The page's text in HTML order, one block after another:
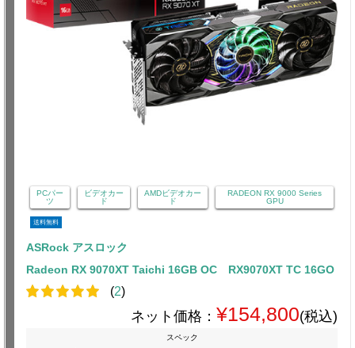
PCパー
ツ
ビデオカー
ド
AMDビデオカー
ド
RADEON RX 9000 Series
GPU
送料無料
ASRock アスロック
Radeon RX 9070XT Taichi 16GB OC RX9070XT TC 16GO
(2)
ネット価格： ¥154,800(税込)
スペック